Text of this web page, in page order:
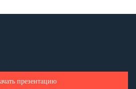
презентацию